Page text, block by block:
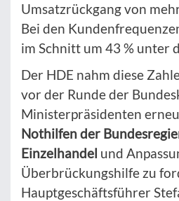
Umsatzrückgang von
Bei den
im Schnitt um 43 % unter
Der HDE nahm diese
vor der Runde der
Ministerpräsidenten
Nothilfen der
Einzelhandel und
Überbrückungshilfe zu
Hauptgeschäftsführer